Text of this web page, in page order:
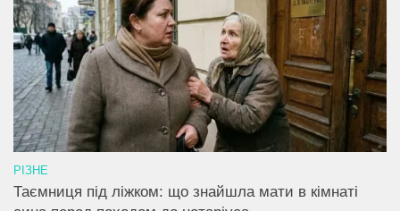
РІЗНЕ
Таємниця під ліжком: що знайшла мати в кімнаті